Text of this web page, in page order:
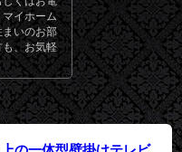
イホーム
いのお部
も、お気軽